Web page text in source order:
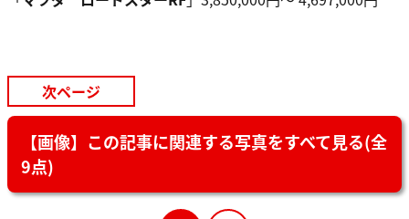
次ページ
【画像】この記事に関連する写真をすべて見る(全
9点)